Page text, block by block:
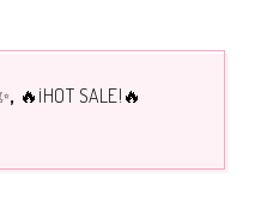
🔥¡HOT SALE!🔥